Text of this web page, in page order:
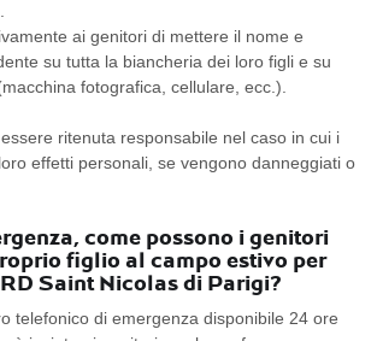
ai genitori di mettere il nome e
su tutta la biancheria dei loro figli e su
fotografica, cellulare, ecc.).
ritenuta responsabile nel caso in cui i
effetti personali, se vengono danneggiati o
come possono i genitori
figlio al campo estivo per
Saint Nicolas di Parigi?
telefonico di emergenza disponibile 24 ore